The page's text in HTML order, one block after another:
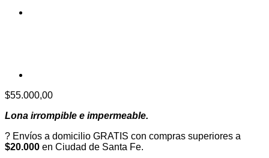
$55.000,00
Lona irrompible e impermeable.
? Envíos a domicilio GRATIS con compras superiores a
$20.000 en Ciudad de Santa Fe.